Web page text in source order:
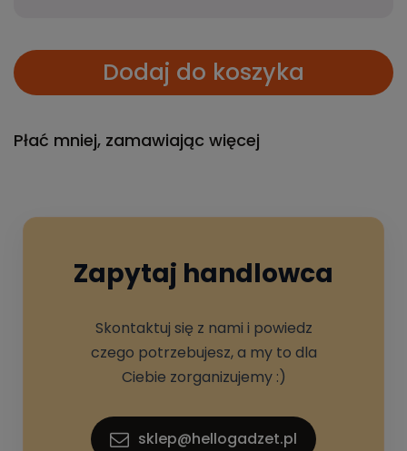
Dodaj do koszyka
Płać mniej, zamawiając więcej
Zapytaj handlowca
Skontaktuj się z nami i powiedz
czego potrzebujesz, a my to dla
Ciebie zorganizujemy :)
sklep@hellogadzet.pl